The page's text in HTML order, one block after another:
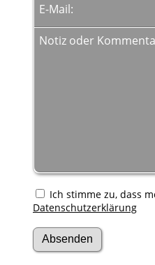
E-Mail:
Notiz oder
Ich stimme zu, dass
Datenschutzerklärung